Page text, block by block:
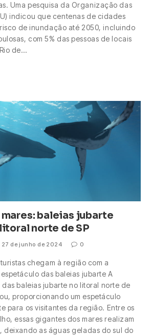
Uma pesquisa da Organização das
indicou que centenas de cidades
de inundação até 2050, incluindo
com 5% das pessoas de locais
de…
baleias jubarte
norte de SP
27 de junho de 2024 0
chegam à região com a
das baleias jubarte A
baleias jubarte no litoral norte de
proporcionando um espetáculo
para os visitantes da região. Entre os
essas gigantes dos mares realizam
deixando as águas geladas do sul do